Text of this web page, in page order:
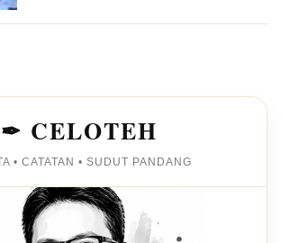
✒ CELOTEH
• CATATAN • SUDUT PANDANG